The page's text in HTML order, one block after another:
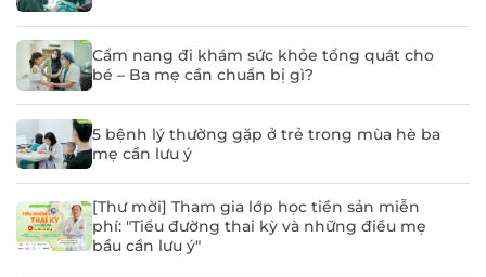
Cẩm nang đi khám sức khỏe tổng quát cho
bé – Ba mẹ cần chuẩn bị gì?
5 bệnh lý thường gặp ở trẻ trong mùa hè ba
mẹ cần lưu ý
[Thư mời] Tham gia lớp học tiền sản miễn
phí: "Tiểu đường thai kỳ và những điều mẹ
bầu cần lưu ý"